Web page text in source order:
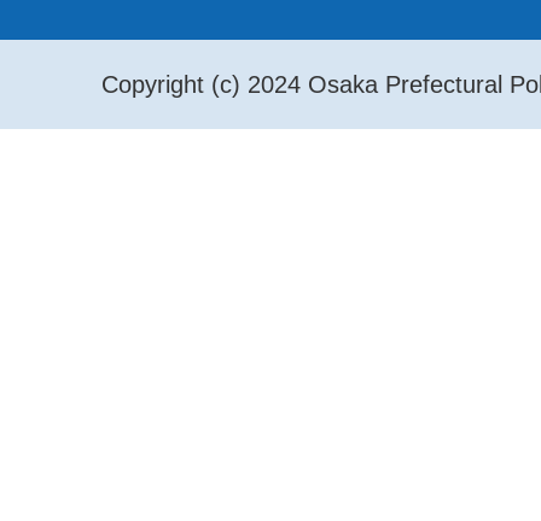
Copyright (c) 2024 Osaka Prefectural